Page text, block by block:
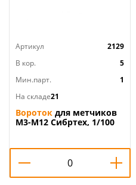
Артикул
2129
В кор.
5
Мин.парт.
1
На складе21
Вороток для метчиков
М3-М12 Сибртех, 1/100